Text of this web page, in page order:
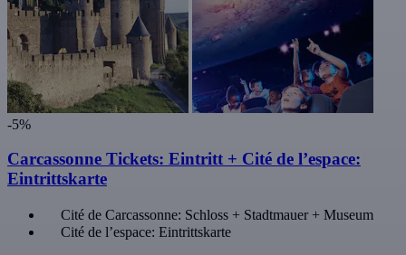
-5%
Carcassonne Tickets: Eintritt + Cité de l’espace:
Eintrittskarte
Cité de Carcassonne: Schloss + Stadtmauer + Museum
Cité de l’espace: Eintrittskarte